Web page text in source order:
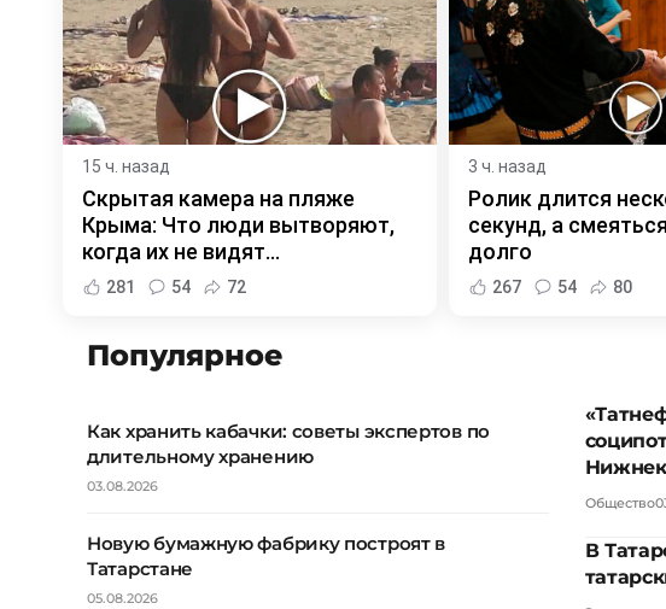
15 ч. назад
Скрытая камера на пляже
Крыма: Что люди вытворяют,
когда их не видят...
281 54 72
3 ч. назад
Ролик длится
секунд, а
долго
267 54 80
Популярное
Как хранить кабачки: советы экспертов по
длительному хранению
03.08.2026
Новую бумажную фабрику построят в
Татарстане
05.08.2026
Общество
В